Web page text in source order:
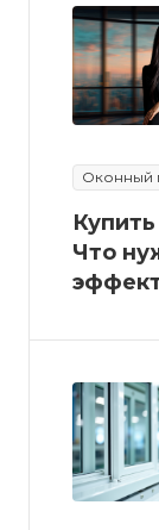
Оконный
Что